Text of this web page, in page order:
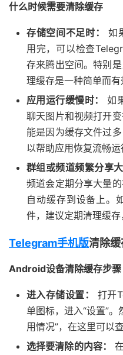
什么时候需要清除缓存
存储空间不足时：
如
用完，可以检查
存来腾出空间。特别
理缓存是一种简单而有
应用运行缓慢时：
如
聊天图片和视频打开
能是因为缓存文件过
以帮助应用恢复流畅运
群组或频道频繁分享大
频道会定期分享大量
自动缓存到设备上。
件，建议定期清理缓存
Telegram手机版清除
Android设备清除缓存步骤
进入存储设置：
打开
单图标，进入“设置”
用情况”，在这里可以
选择要清除的内容：